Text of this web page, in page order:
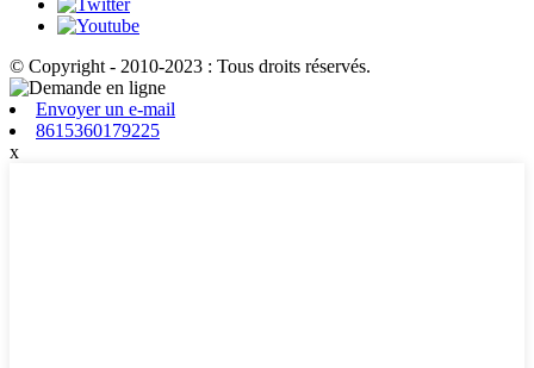
© Copyright - 2010-2023 : Tous droits réservés.
Envoyer un e-mail
8615360179225
x